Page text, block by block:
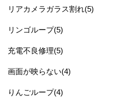
リアカメラガラス割れ(5)
リンゴループ(5)
充電不良修理(5)
画面が映らない(4)
りんごループ(4)